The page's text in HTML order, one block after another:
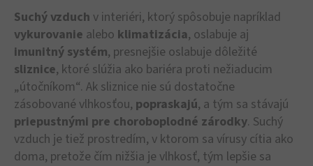
Suchý vzduch v interiéri, ktorý spôsobuje napríklad
vykurovanie alebo klimatizácia, oslabuje aj
imunitný systém, presnejšie oslabuje dôležité
sliznice, ktoré slúžia ako bariéra proti nežiaducim
„útočníkom“. Ak sliznice nie sú dostatočne
zásobované vlhkosťou, popraskajú, a tým sa stávajú
priepustnými pre choroboplodné zárodky. Suchý
vzduch je tiež prostredím, v ktorom sa vírusy cítia ako
doma, pretože čím nižšia je vlhkosť, tým lepšie sa